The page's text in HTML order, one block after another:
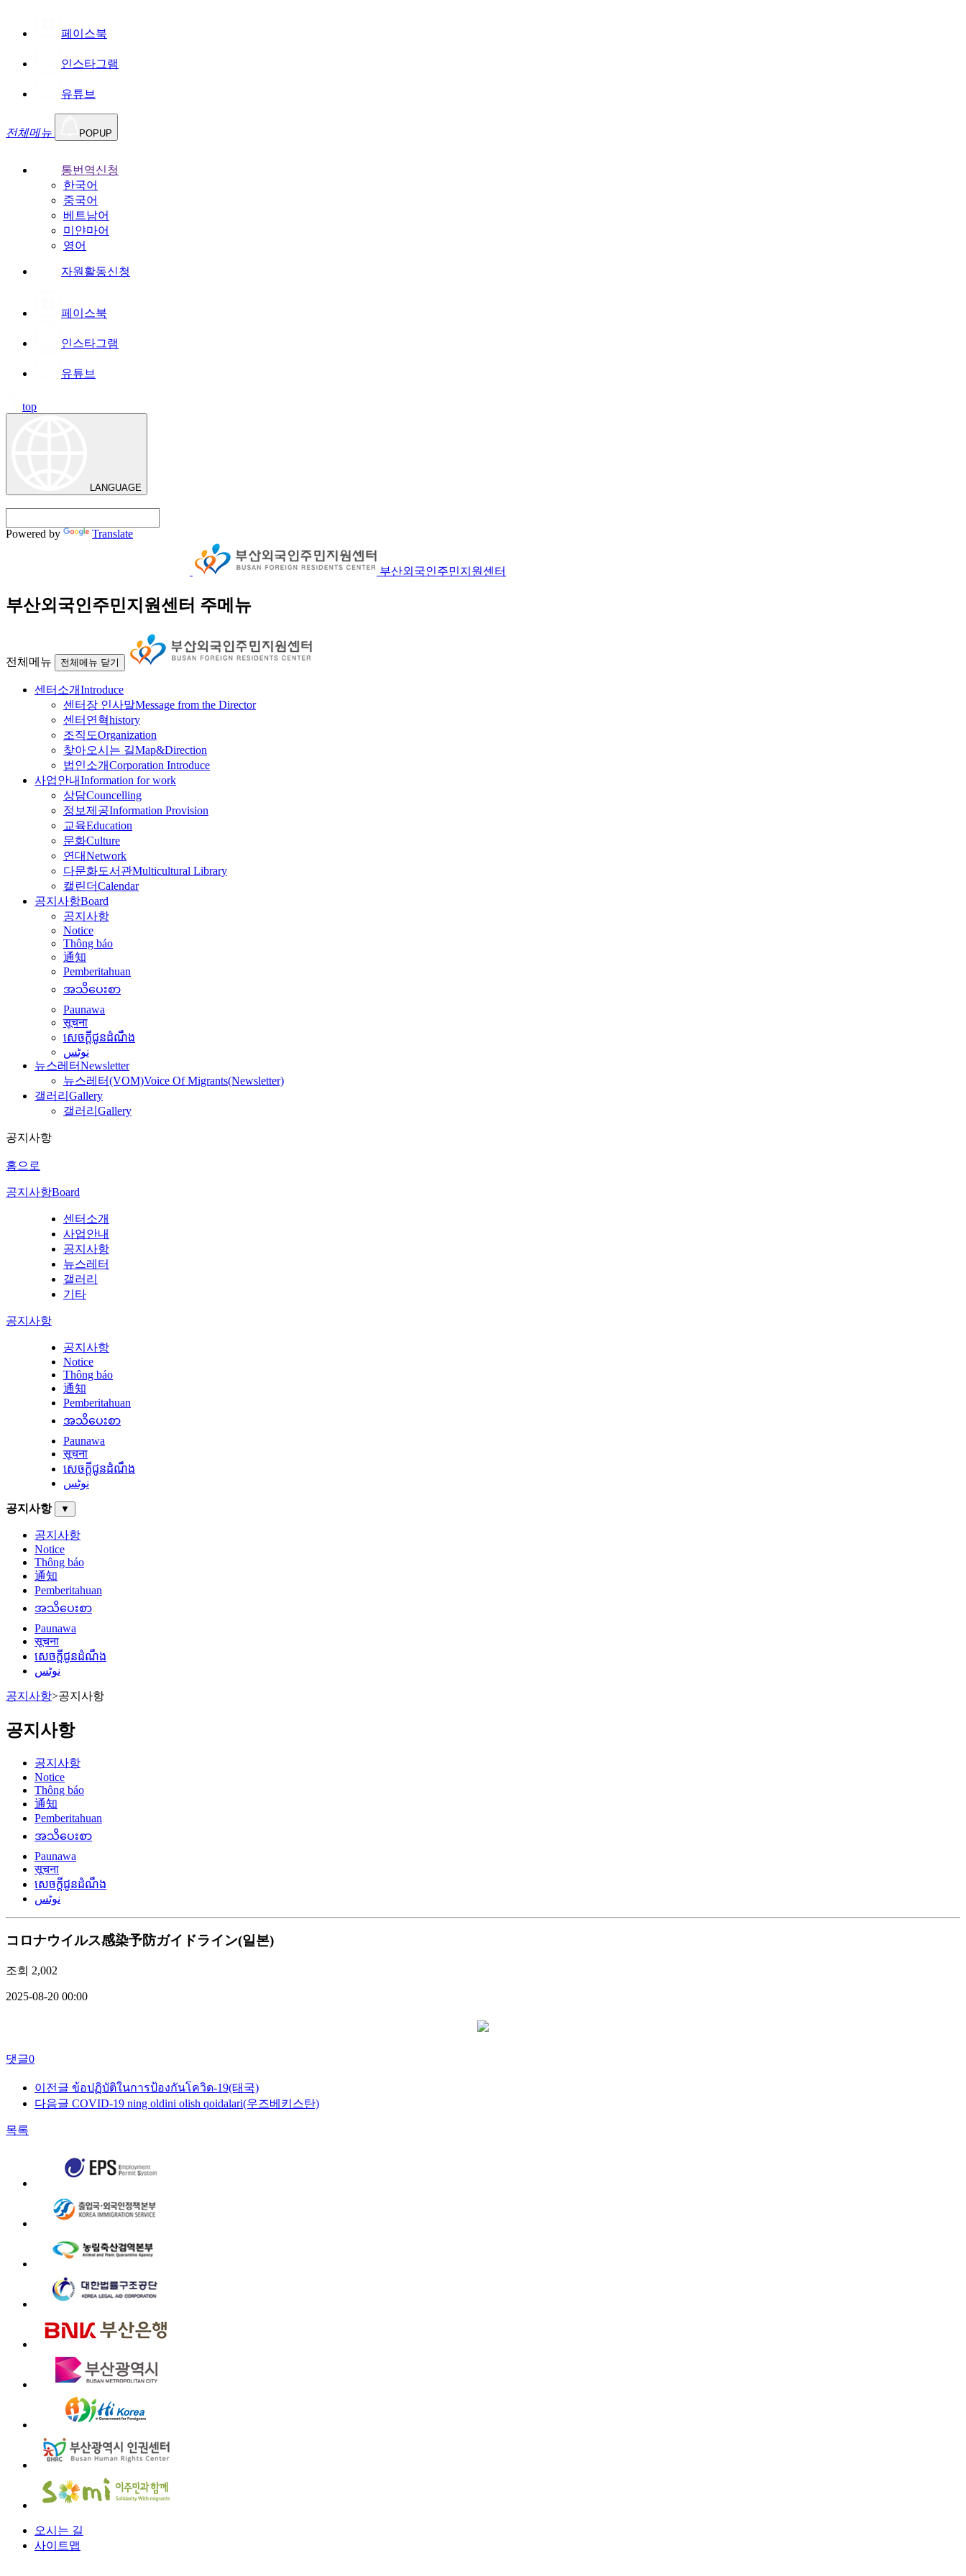
페이스북
인스타그램
유튜브
전체메뉴 POPUP
통번역신청
한국어
중국어
베트남어
미얀마어
영어
자원활동신청
페이스북
인스타그램
유튜브
top
LANGUAGE
Powered by Translate
부산외국인주민지원센터
부산외국인주민지원센터 주메뉴
전체메뉴 전체메뉴 닫기
센터소개Introduce
센터장 인사말Message from the Director
센터연혁history
조직도Organization
찾아오시는 길Map&Direction
법인소개Corporation Introduce
사업안내Information for work
상담Councelling
정보제공Information Provision
교육Education
문화Culture
연대Network
다문화도서관Multicultural Library
캘린더Calendar
공지사항Board
공지사항
Notice
Thông báo
通知
Pemberitahuan
အသိပေးစာ
Paunawa
सूचना
សេចក្តីជូនដំណឹង
نوٹس
뉴스레터Newsletter
뉴스레터(VOM)Voice Of Migrants(Newsletter)
갤러리 Gallery
갤러리 Gallery
공지사항
홈으로
공지사항Board
센터소개
사업안내
공지사항
뉴스레터
갤러리
기타
공지사항
공지사항
Notice
Thông báo
通知
Pemberitahuan
အသိပေးစာ
Paunawa
सूचना
សេចក្តីជូនដំណឹង
نوٹس
공지사항 ▼
공지사항
Notice
Thông báo
通知
Pemberitahuan
အသိပေးစာ
Paunawa
सूचना
សេចក្តីជូនដំណឹង
نوٹس
공지사항>공지사항
공지사항
공지사항
Notice
Thông báo
通知
Pemberitahuan
အသိပေးစာ
Paunawa
सूचना
សេចក្តីជូនដំណឹង
نوٹس
コロナウイルス感染予防ガイドライン(일본)
조회 2,002
2025-08-20 00:00
댓글0
이전글 ข้อปฏิบัติในการป้องกันโควิด-19(태국)
다음글 COVID-19 ning oldini olish qoidalari(우즈베키스탄)
목록
오시는 길
사이트맵